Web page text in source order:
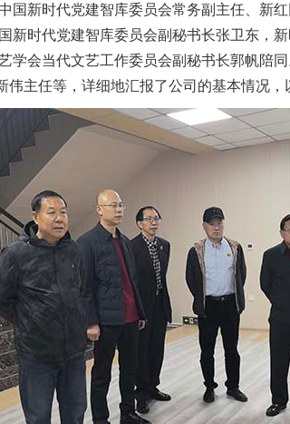
国新时代党建智库委员会常务副主任、新
新时代党建智库委员会副秘书长张卫东，
学会当代文艺工作委员会副秘书长郭帆陪同
主任等，详细地汇报了公司的基本情况，